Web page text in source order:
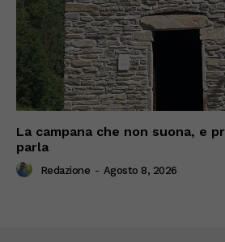
La campana che non suona, e
parla
Redazione - Agosto 8, 2026